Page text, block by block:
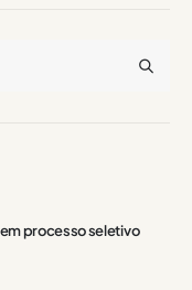
processo seletivo